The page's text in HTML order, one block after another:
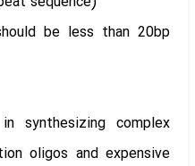
be less than 20bp
synthesizing complex
oligos and expensive